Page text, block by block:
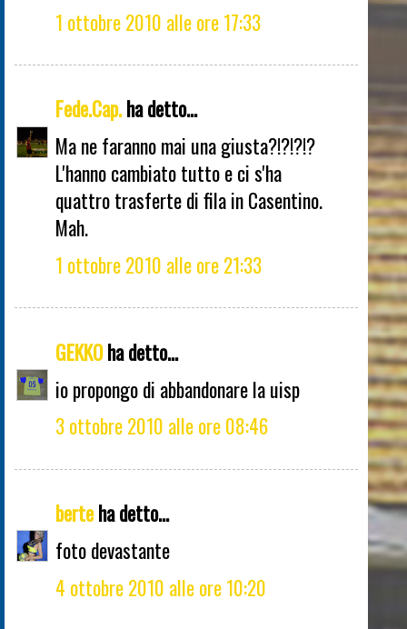
1 ottobre 2010 alle ore 17:33
Fede.Cap.ha detto...
Ma ne faranno mai una giusta?!?!?!?
L'hanno cambiato tutto e ci s'ha
quattro trasferte di fila in Casentino.
Mah.
1 ottobre 2010 alle ore 21:33
GEKKOha detto...
io propongo di abbandonare la uisp
3 ottobre 2010 alle ore 08:46
berteha detto...
foto devastante
4 ottobre 2010 alle ore 10:20